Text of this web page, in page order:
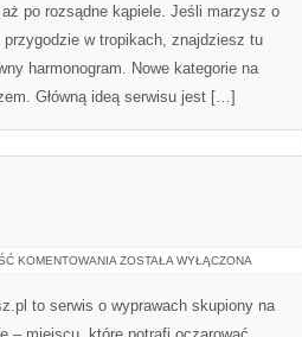
po rozsądne kąpiele. Jeśli marzysz o
w tropikach, znajdziesz tu
harmonogram. Nowe kategorie na
Główną ideą serwisu jest […]
KOMENTOWANIA RAWICZ
ZOSTAŁA WYŁĄCZONA
to serwis o wyprawach skupiony na